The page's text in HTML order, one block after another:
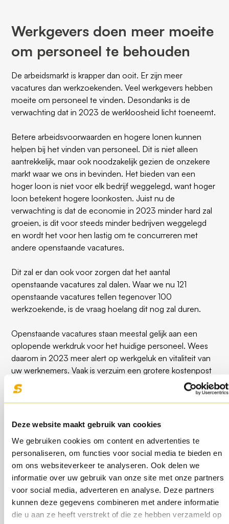
Deze website maakt gebruik van cookies
We gebruiken cookies om content en advertenties te
personaliseren, om functies voor social media te bieden en
om ons websiteverkeer te analyseren. Ook delen we
informatie over uw gebruik van onze site met onze partners
voor social media, adverteren en analyse. Deze partners
kunnen deze gegevens combineren met andere informatie
die u aan ze heeft verstrekt of die ze hebben verzameld op
Werkgevers doen meer moeite
om personeel te behouden
De arbeidsmarkt is krapper dan ooit. Er zijn meer
vacatures dan werkzoekenden. Veel werkgevers hebben
moeite om personeel te vinden. Desondanks is de
verwachting dat in 2023 de werkloosheid licht toeneemt.
Betere arbeidsvoorwaarden en hogere lonen kunnen
helpen bij het vinden van personeel. Dit is niet alleen
aantrekkelijk, maar ook noodzakelijk gezien de onzekere
markt waar we ons in bevinden. Het bieden van een
hoger loon is niet voor elk bedrijf weggelegd, want hoger
loon betekent hogere loonkosten. Juist nu de
verwachting is dat de economie in 2023 minder hard zal
groeien, is dit voor steeds minder bedrijven weggelegd
en wordt het voor hen lastig om te concurreren met
andere openstaande vacatures.
Dit zal er dan ook voor zorgen dat het aantal
openstaande vacatures zal dalen. Waar we nu 121
openstaande vacatures tellen tegenover 100
werkzoekende, is de vraag hoelang dit nog zal duren.
Openstaande vacatures staan meestal gelijk aan een
oplopende werkdruk voor het huidige personeel. Wees
daarom in 2023 meer alert op werkgeluk en vitaliteit van
uw werknemers. Vaak is verzuim een grotere kostenpost
met vele gevolgen voor het aanwezige personeel, dan
het inhuren van een personal trainer, een bedrijfscoach
of het aanbieden van een stoelmassage of maandelijkse
yogales.
Investeer in digitale veiligheid
Volgens kredietverzekeraar Atradius krijgt Nederland in
2023 waarschijnlijk te maken met een forse groei in
faillissementen. Dit is een duidelijk gevolg van de
economische strijd die Nederland afgelopen twee jaar